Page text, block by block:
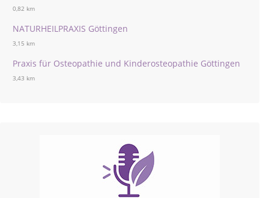
0,82 km
NATURHEILPRAXIS Göttingen
3,15 km
Praxis für Osteopathie und Kinderosteopathie Göttingen
3,43 km